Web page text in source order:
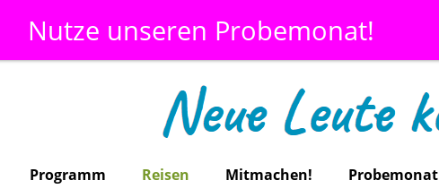
Nutze unseren Probemonat!
Programm Reisen Mitmachen! Probemonat